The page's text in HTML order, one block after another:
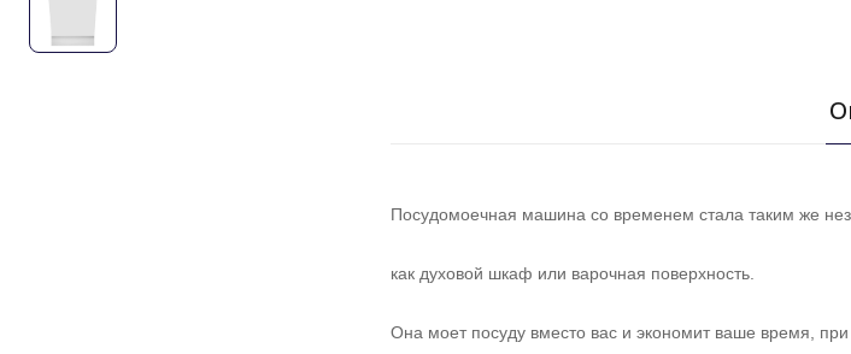
Посудомоечная машина со временем стала таким же
как духовой шкаф или варочная поверхность.
Она моет посуду вместо вас и экономит ваше время,